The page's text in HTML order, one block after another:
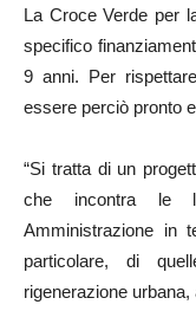
La Croce Verde per
specifico
9 anni. Per
essere perciò pronto
“Si tratta di un
che incontra le
Amministrazione in
particolare, di
rigenerazione